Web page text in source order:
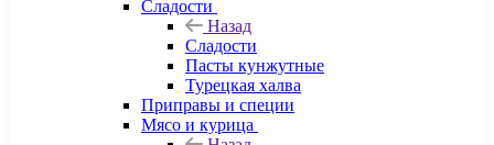
Сладости
Назад
Сладости
Пасты кунжутные
Турецкая халва
Приправы и специи
Мясо и курица